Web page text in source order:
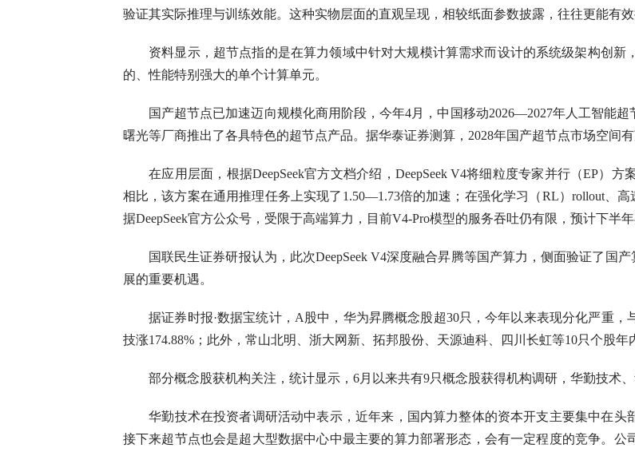
验证其实际推理与训练效能。这种实物层面的直观呈现，相较纸面参数披露，往往更能有效
资料显示，超节点指的是在算力领域中针对大规模计算需求而设计的系统级架构创新
的、性能特别强大的单个计算单元。
国产超节点已加速迈向规模化商用阶段，今年4月，中国移动2026—2027年人工智能超
曙光等厂商推出了各具特色的超节点产品。据华泰证券测算，2028年国产超节点市场空间有
在应用层面，根据DeepSeek官方文档介绍，DeepSeek V4将细粒度专家并行（EP）方
相比，该方案在通用推理任务上实现了1.50—1.73倍的加速；在强化学习（RL）rollout、
据DeepSeek官方公众号，受限于高端算力，目前V4-Pro模型的服务吞吐仍有限，预计下半
国联民生证券研报认为，此次DeepSeek V4深度融合昇腾等国产算力，侧面验证了国
展的重要机遇。
据证券时报·数据宝统计，A股中，华为昇腾概念股超30只，今年以来表现分化严重，
技涨174.88%；此外，常山北明、浙大网新、拓邦股份、天源迪科、四川长虹等10只个股年
部分概念股获机构关注，统计显示，6月以来共有9只概念股获得机构调研，华勤技术、
华勤技术在投资者调研活动中表示，近年来，国内算力整体的资本开支主要集中在头
接下来超节点也会是超大型数据中心中最主要的算力部署形态，会有一定程度的竞争。